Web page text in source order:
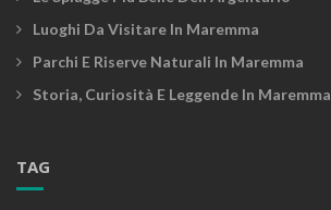
Luoghi Da Visitare In Maremma
Parchi E Riserve Naturali In Maremma
Storia, Curiosità E Leggende In Maremma
TAG